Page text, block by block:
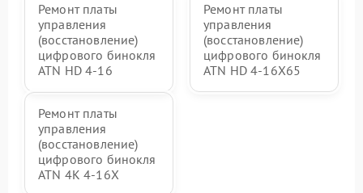
Ремонт платы
управления
(восстановление)
цифрового бинокля
ATN HD 4-16
Ремонт платы
управления
(восстановление)
цифрового бинокля
ATN HD 4-16X65
Ремонт платы
управления
(восстановление)
цифрового бинокля
ATN 4K 4-16X